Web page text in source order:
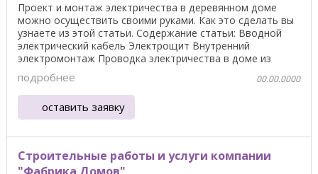
Проект и монтаж электричества в деревянном доме
можно осуществить своими руками. Как это сделать вы
узнаете из этой статьи. Содержание статьи: Вводной
электрический кабель Электрощит Внутренний
электромонтаж Проводка электричества в доме из
дерева ...
подробнее 00.00.0000
оставить заявку
Строительные работы и услуги компании